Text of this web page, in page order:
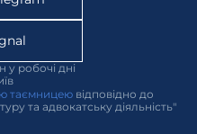
у робочі дні
таємницею відповідно до
та адвокатську діяльність"